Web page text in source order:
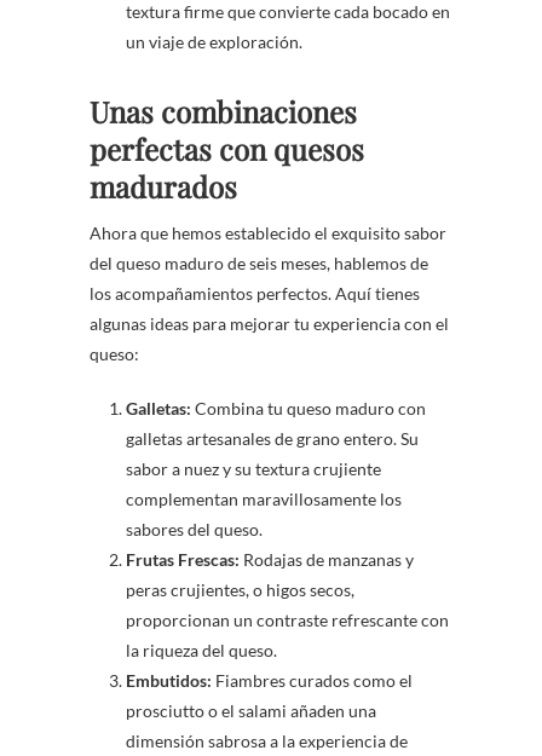
textura firme que convierte cada bocado en
un viaje de exploración.
Unas combinaciones
perfectas con quesos
madurados
Ahora que hemos establecido el exquisito sabor
del queso maduro de seis meses, hablemos de
los acompañamientos perfectos. Aquí tienes
algunas ideas para mejorar tu experiencia con el
queso:
Galletas: Combina tu queso maduro con
galletas artesanales de grano entero. Su
sabor a nuez y su textura crujiente
complementan maravillosamente los
sabores del queso.
Frutas Frescas: Rodajas de manzanas y
peras crujientes, o higos secos,
proporcionan un contraste refrescante con
la riqueza del queso.
Embutidos: Fiambres curados como el
prosciutto o el salami añaden una
dimensión sabrosa a la experiencia de